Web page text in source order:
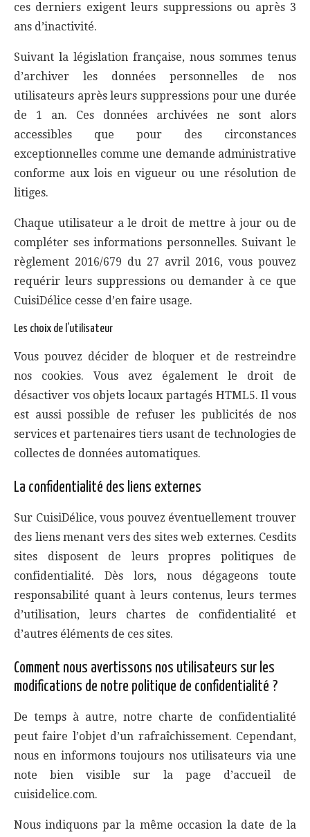
ces derniers exigent leurs suppressions ou après 3
ans d’inactivité.
Suivant la législation française, nous sommes tenus
d’archiver les données personnelles de nos
utilisateurs après leurs suppressions pour une durée
de 1 an. Ces données archivées ne sont alors
accessibles que pour des circonstances
exceptionnelles comme une demande administrative
conforme aux lois en vigueur ou une résolution de
litiges.
Chaque utilisateur a le droit de mettre à jour ou de
compléter ses informations personnelles. Suivant le
règlement 2016/679 du 27 avril 2016, vous pouvez
requérir leurs suppressions ou demander à ce que
CuisiDélice cesse d’en faire usage.
Les choix de l’utilisateur
Vous pouvez décider de bloquer et de restreindre
nos cookies. Vous avez également le droit de
désactiver vos objets locaux partagés HTML5. Il vous
est aussi possible de refuser les publicités de nos
services et partenaires tiers usant de technologies de
collectes de données automatiques.
La confidentialité des liens externes
Sur CuisiDélice, vous pouvez éventuellement trouver
des liens menant vers des sites web externes. Cesdits
sites disposent de leurs propres politiques de
confidentialité. Dès lors, nous dégageons toute
responsabilité quant à leurs contenus, leurs termes
d’utilisation, leurs chartes de confidentialité et
d’autres éléments de ces sites.
Comment nous avertissons nos utilisateurs sur les
modifications de notre politique de confidentialité ?
De temps à autre, notre charte de confidentialité
peut faire l’objet d’un rafraîchissement. Cependant,
nous en informons toujours nos utilisateurs via une
note bien visible sur la page d’accueil de
cuisidelice.com.
Nous indiquons par la même occasion la date de la